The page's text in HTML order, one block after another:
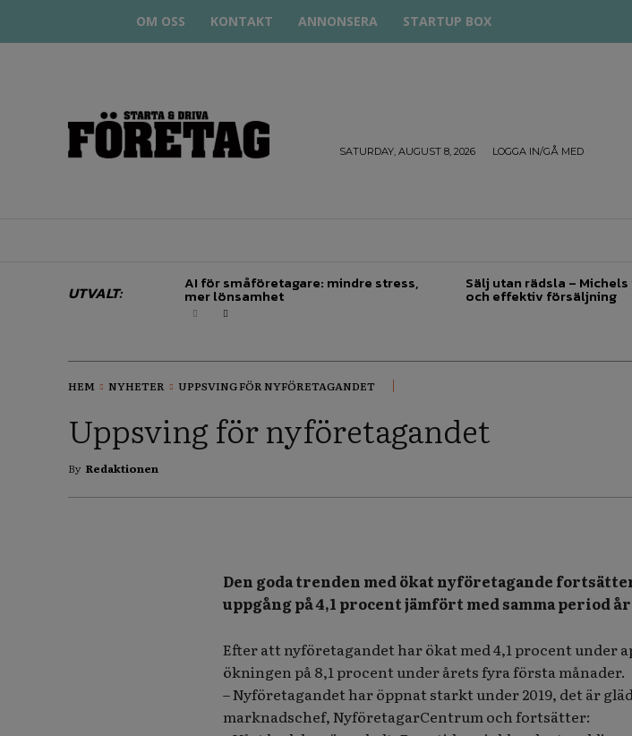
OM OSS KONTAKT ANNONSERA STARTUP BOX
SATURDAY, AUGUST 8, 2026 LOGGA IN/GÅ MED
UTVALT: AI för småföretagare: mindre stress,
mer lönsamhet
Sälj utan rädsla –
och effektiv försäljning
HEM NYHETER UPPSVING FÖR NYFÖRETAGANDET
Uppsving för nyföretagandet
By Redaktionen
Den goda trenden med ökat nyföretagande
uppgång på 4,1 procent jämfört med samma period
Efter att nyföretagandet har ökat med 4,1 procent under
ökningen på 8,1 procent under årets fyra första månader.
– Nyföretagandet har öppnat starkt under 2019, det är
marknadschef, NyföretagarCentrum och fortsätter: